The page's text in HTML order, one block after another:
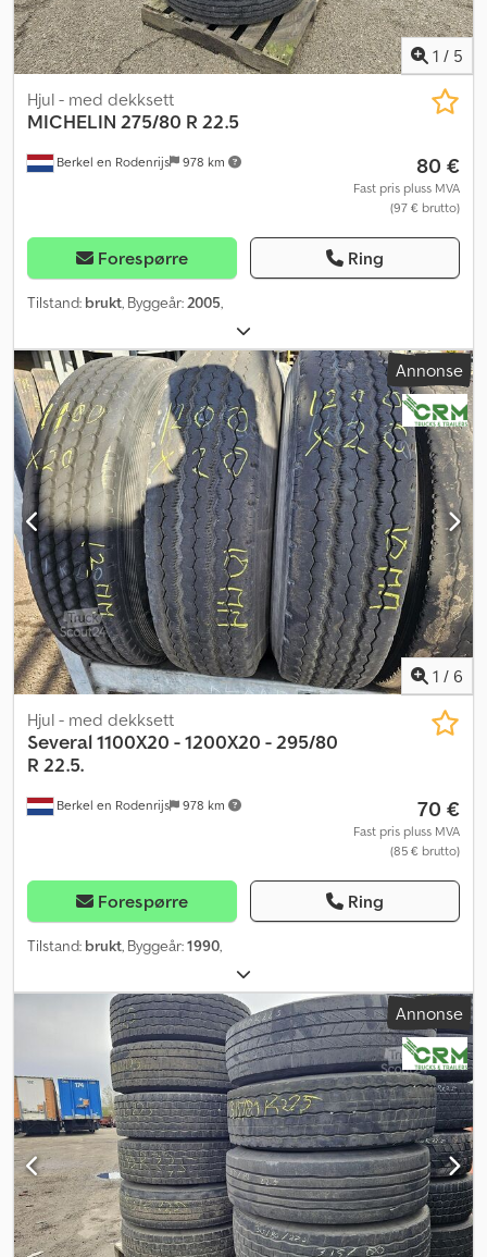
1 / 5
Berkel en Rodenrijs 978 km
Hjul - med dekksett
MICHELIN 275/80 R 22.5
80 €
Fast pris pluss MVA
(97 € brutto)
Forespørre Ring
Tilstand: brukt, Byggeår: 2005,
Annonse
1 / 6
Berkel en Rodenrijs 978 km
Hjul - med dekksett
Several1100X20 - 1200X20 - 295/80
R 22.5.
70 €
Fast pris pluss MVA
(85 € brutto)
Forespørre Ring
Tilstand: brukt, Byggeår:1990,
Annonse